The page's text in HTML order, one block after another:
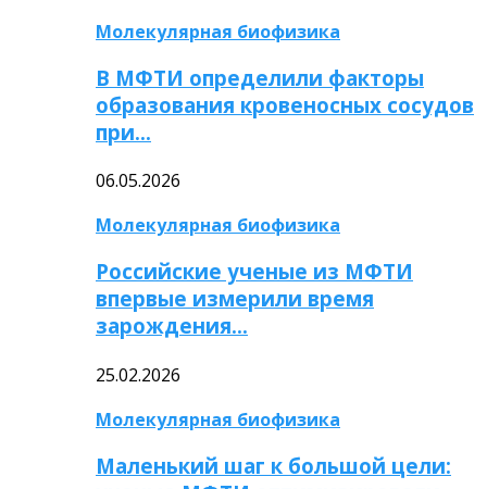
Молекулярная биофизика
В МФТИ определили факторы
образования кровеносных сосудов
при…
06.05.2026
Молекулярная биофизика
Российские ученые из МФТИ
впервые измерили время
зарождения…
25.02.2026
Молекулярная биофизика
Маленький шаг к большой цели: